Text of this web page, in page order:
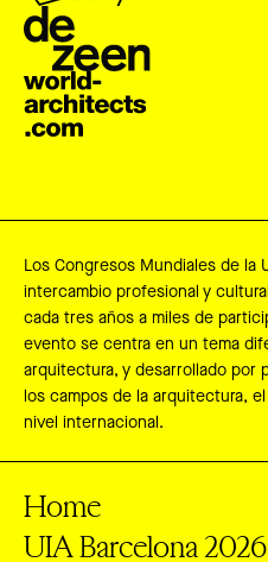
Los Congresos Mundiales de la
intercambio profesional y
cada tres años a miles de
evento se centra en un tema
arquitectura, y desarrollado por
los campos de la arquitectura,
nivel internacional.
Home
UIA Barcelona 2026